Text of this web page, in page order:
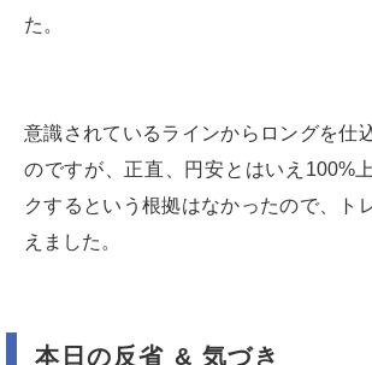
た。
意識されているラインからロングを仕
のですが、正直、円安とはいえ100%
クするという根拠はなかったので、ト
えました。
本日の反省 & 気づき